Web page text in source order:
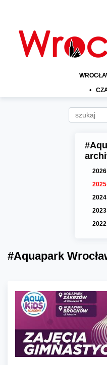
•
2026
2025
2024
2023
2022
#Aquapark